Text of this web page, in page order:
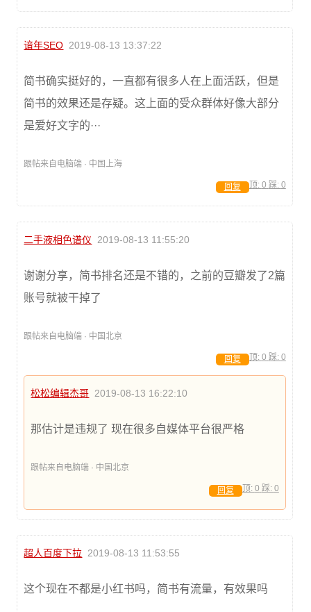
谙年SEO 2019-08-13 13:37:22
简书确实挺好的，一直都有很多人在上面活跃，但是
简书的效果还是存疑。这上面的受众群体好像大部分
是爱好文字的···
跟帖来自电脑端 · 中国上海
顶: 0 踩: 0
回复
二手液相色谱仪 2019-08-13 11:55:20
谢谢分享，简书排名还是不错的，之前的豆瓣发了2篇
账号就被干掉了
跟帖来自电脑端 · 中国北京
顶: 0 踩: 0
回复
松松编辑杰哥 2019-08-13 16:22:10
那估计是违规了 现在很多自媒体平台很严格
跟帖来自电脑端 · 中国北京
顶: 0 踩: 0
回复
超人百度下拉 2019-08-13 11:53:55
这个现在不都是小红书吗，简书有流量，有效果吗